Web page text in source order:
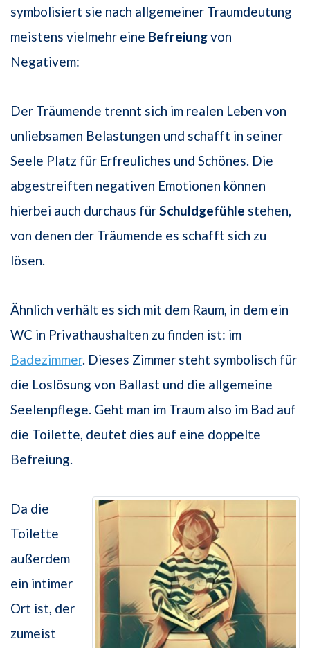
symbolisiert sie nach allgemeiner Traumdeutung
meistens vielmehr eine Befreiungvon
Negativem:
Der Träumende trennt sich im realen Leben von
unliebsamen Belastungen und schafft in seiner
Seele Platz für Erfreuliches und Schönes. Die
abgestreiften negativen Emotionen können
hierbei auch durchaus für Schuldgefühle stehen,
von denen der Träumende es schafft sich zu
lösen.
Ähnlich verhält es sich mit dem Raum, in dem ein
WC in Privathaushalten zu finden ist: im
Badezimmer. Dieses Zimmer steht symbolisch für
die Loslösung von Ballast und die allgemeine
Seelenpflege. Geht man im Traum also im Bad auf
die Toilette, deutet dies auf eine doppelte
Befreiung.
Da die
Toilette
außerdem
ein intimer
Ort ist, der
zumeist